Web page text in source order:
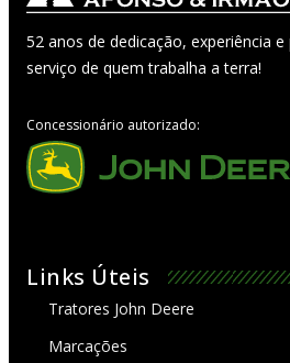
52 anos de dedicação, experiência
serviço de quem trabalha a terra!
Concessionário autorizado:
Links Úteis
Tratores John Deere
Marcações